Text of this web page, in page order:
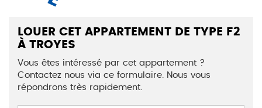
LOUER CET APPARTEMENT DE TYPE F2
À TROYES
Vous êtes intéressé par cet appartement ?
Contactez nous via ce formulaire. Nous vous
répondrons très rapidement.